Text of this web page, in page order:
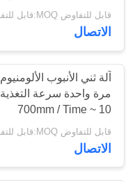
بالكامل
الاتصال
آلة ثني الأنبوب الألومنيوم
مرة واحدة سرعة التغذية
10 ~ 700mm / Time
الاتصال